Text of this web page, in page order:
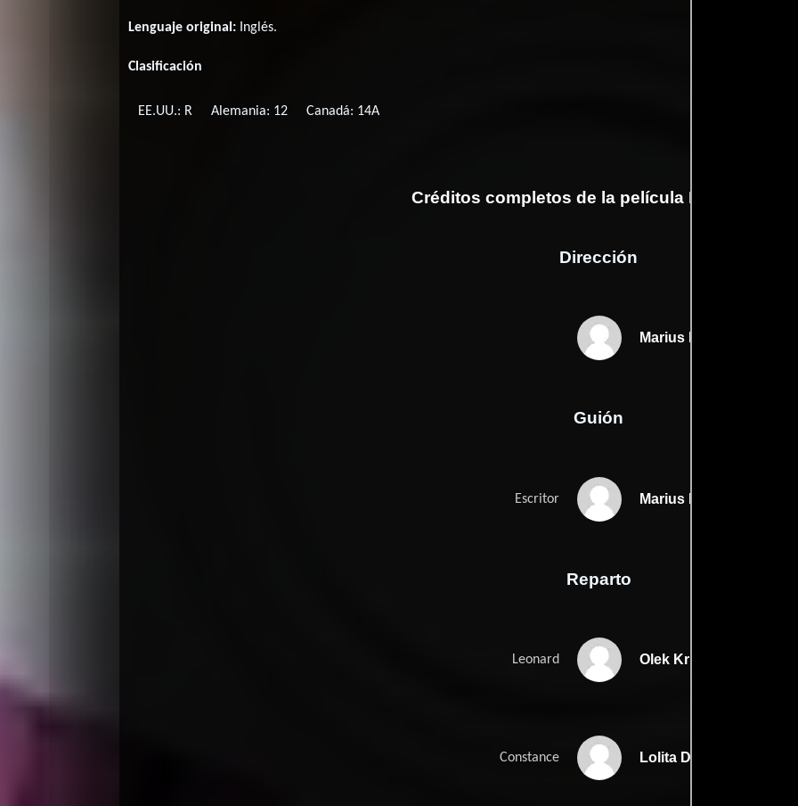
Lenguaje original: Inglés.
Clasificación
EE.UU.: R Alemania: 12 Canadá: 14A
Créditos completos de la película No Vacancy
Dirección
Marius Balchunas
Guión
Escritor Marius Balchunass
Reparto
Leonard Olek Krupa
Constance Lolita Davidovich